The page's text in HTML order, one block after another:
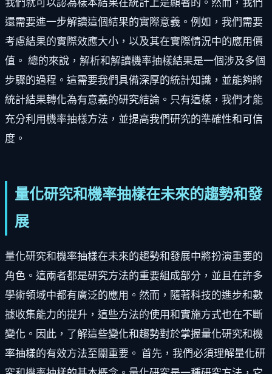
我們就可以認為樣本結果在統計上是顯著的。然而，我們
還需要進一步解讀這個結果的實際意義。例如，我們需要
考慮結果的實際效應大小，以及其在實際情況中的應用價
值。 總的來說，解析和解讀機率抽樣結果是一個涉及多個
步驟的過程。這需要我們具備深厚的統計知識，並能夠將
統計結果轉化為有意義的研究結論。只有這樣，我們才能
充分利用機率抽樣方法，並提高我們研究的準確性和可信
度。
量化研究和機率抽樣在未來的趨勢和發
展
量化研究和機率抽樣在未來的趨勢和發展中將扮演重要的
角色。這兩者都是研究方法的重要組成部分，並且在許多
學術領域中都有廣泛的應用。然而，隨著科技的進步和數
據收集能力的提升，這些方法的使用和實施方式也在不斷
變化。因此，了解這些變化和趨勢對於掌握量化研究和機
率抽樣的有效方法至關重要。 首先，我們必須理解量化研